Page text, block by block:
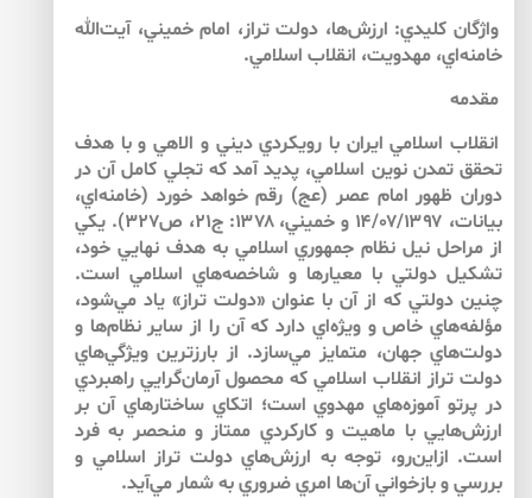
واژگان كليدي: ارزش‌ها، دولت تراز، امام خميني، آيت‌الله
خامنه‌اي، مهدويت، انقلاب اسلامي.
مقدمه
انقلاب اسلامي ايران با رويكردي ديني و الاهي و با هدف
تحقق تمدن نوين اسلامي، پديد آمد كه تجلي كامل آن در
دوران ظهور امام عصر (عج) رقم خواهد خورد (خامنه‌اي،
بيانات، ۱۴/۰۷/۱۳۹۷ و خميني، ۱۳۷۸: ج۲۱، ص۳۲۷). يكي
از مراحل نيل نظام جمهوري اسلامي به هدف نهايي خود،
تشكيل دولتي با معيارها و شاخصه‌هاي اسلامي است.
چنين دولتي كه از آن با عنوان «دولت تراز» ياد مي‌شود،
مؤلفه‌هاي خاص و ويژه‌اي دارد كه آن را از ساير نظام‌ها و
دولت‌هاي جهان، متمايز مي‌سازد. از بارزترين ويژگي‌هاي
دولت تراز انقلاب اسلامي كه محصول آرمان‌گرايي راهبردي
در پرتو آموزه‌هاي مهدوي است؛ اتكاي ساختارهاي آن بر
ارزش‌هايي با ماهيت و كاركردي ممتاز و منحصر به فرد
است. ازاين‌رو، توجه به ارزش‌هاي دولت تراز اسلامي و
بررسي و بازخواني آن‌ها امري ضروري به شمار مي‌آيد.